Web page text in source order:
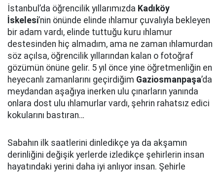
İstanbul’da öğrencilik yıllarımızda Kadıköy
İskelesi’nin önünde elinde ıhlamur çuvalıyla bekleyen
bir adam vardı, elinde tuttuğu kuru ıhlamur
destesinden hiç almadım, ama ne zaman ıhlamurdan
söz açılsa, öğrencilik yıllarından kalan o fotoğraf
gözümün önüne gelir. 5 yıl önce yine öğretmenliğin en
heyecanlı zamanlarını geçirdiğim Gaziosmanpaşa’da
meydandan aşağıya inerken ulu çınarların yanında
onlara dost ulu ıhlamurlar vardı, şehrin rahatsız edici
kokularını bastıran…
Sabahın ilk saatlerini dinledikçe ya da akşamın
derinliğini değişik yerlerde izledikçe şehirlerin insan
hayatındaki yerini daha iyi anlıyor insan. Şehirle